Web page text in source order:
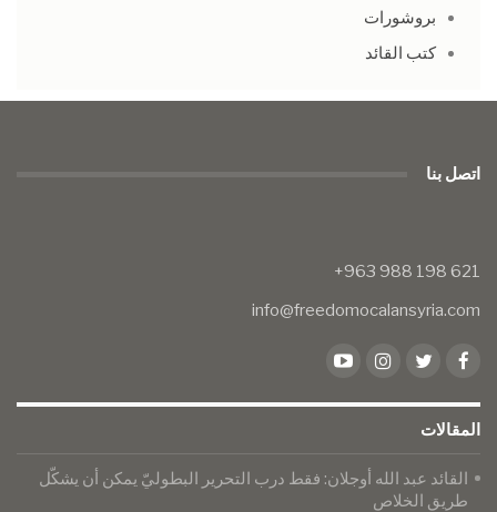
بروشورات
كتب القائد
اتصل بنا
info@freedomocalansyria.com
المقالات
​​​​​​​القائد عبد الله أوجلان: فقط درب التحرير البطوليّ يمكن أن يشكّل
طريق الخلاص